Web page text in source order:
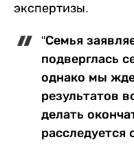
экспертизы.
"Семья
подверглась
однако мы
результатов
делать